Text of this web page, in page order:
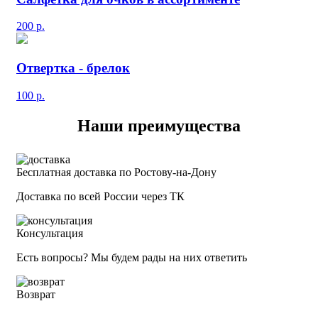
200 р.
Отвертка - брелок
100 р.
Наши преимущества
Бесплатная доставка по Ростову-на-Дону
Доставка по всей России через ТК
Консультация
Есть вопросы? Мы будем рады на них ответить
Возврат